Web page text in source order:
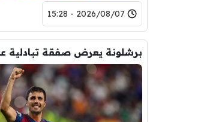
2026/08/07 - 15:28